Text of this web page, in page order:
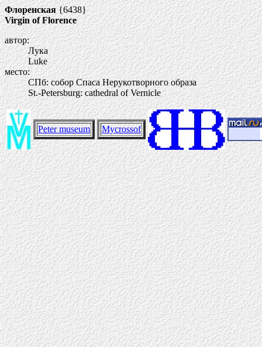
Флоренская{6438}
Virgin of Florence
автор:
Лука
Luke
место:
СПб: собор Спаса Нерукотворного образа
St.-Petersburg: cathedral of Vernicle
Peter museum Mycrossof